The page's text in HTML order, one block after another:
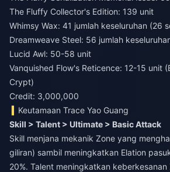
The Fluffy Collector's Edition: 139 unit
Whimsy Wax: 41 jumlah keseluruhan (26
Dreamweave Steel: 56 jumlah
Lucid Awl: 50-58 unit
Vanquished Flow's Reticence: 12-15 unit
Crypt)
Credit: 3,000,000
Keutamaan Trace Yao Guang
Skill > Talent > Ultimate > Basic Attack
Skill menjana mekanik Zone yang
giliran) sambil meningkatkan Elation
20%. Talent meningkatkan